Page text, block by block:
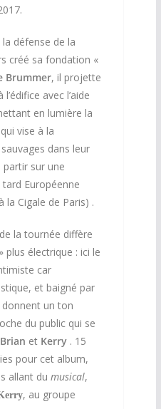
défense de la
créé sa fondation «
Brummer, il projette
avec l’aide
en lumière la
vise à la
dans leur
sur une
Européenne
la Cigale de Paris) .
la tournée diffère
plus électrique : ici le
car
et baigné par
un ton
du public qui se
Brian et Kerry. 15
pour cet album,
allant du musical,
, au groupe